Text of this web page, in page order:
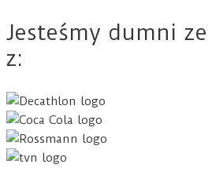
Jesteśmy dumni ze
z: